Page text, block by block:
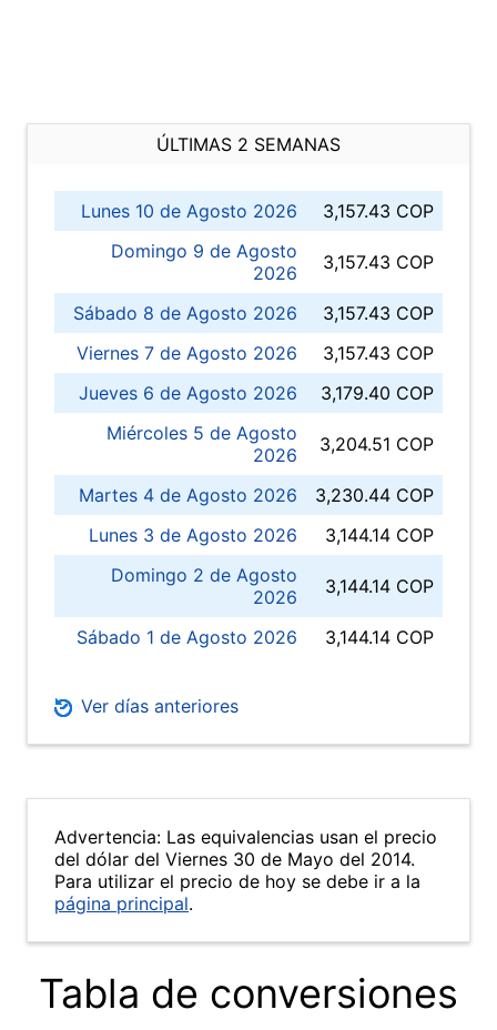
ÚLTIMAS 2 SEMANAS
Lunes 10 de Agosto 2026
3,157.43 COP
Domingo 9 de Agosto
2026
3,157.43 COP
Sábado 8 de Agosto 2026
3,157.43 COP
Viernes 7 de Agosto 2026
3,157.43 COP
Jueves 6 de Agosto 2026
3,179.40 COP
Miércoles 5 de Agosto
2026
3,204.51 COP
Martes 4 de Agosto 2026
3,230.44 COP
Lunes 3 de Agosto 2026
3,144.14 COP
Domingo 2 de Agosto
2026
3,144.14 COP
Sábado 1 de Agosto 2026 3,144.14 COP
Ver días anteriores
Advertencia: Las equivalencias usan el precio
del dólar del Viernes 30 de Mayo del 2014.
Para utilizar el precio de hoy se debe ir a la
página principal.
Tabla de conversiones